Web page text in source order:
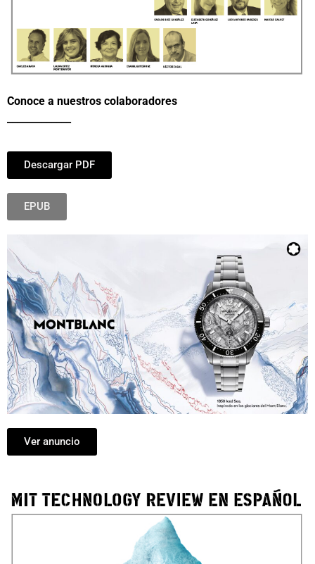
Conoce a nuestros colaboradores
Descargar PDF
EPUB
Ver anuncio